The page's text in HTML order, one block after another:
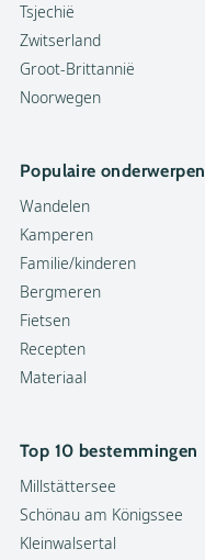
Tsjechië
Zwitserland
Groot-Brittannië
Noorwegen
Populaire onderwerpen
Wandelen
Kamperen
Familie/kinderen
Bergmeren
Fietsen
Recepten
Materiaal
Top 10 bestemmingen
Millstättersee
Schönau am Königssee
Kleinwalsertal